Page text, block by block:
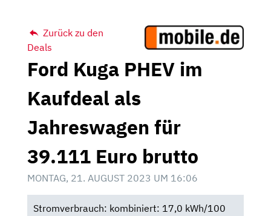
Zurück zu den
Deals
Ford Kuga PHEV im
Kaufdeal als
Jahreswagen für
39.111 Euro brutto
MONTAG, 21. AUGUST 2023 UM 16:06
Stromverbrauch: kombiniert: 17,0 kWh/100